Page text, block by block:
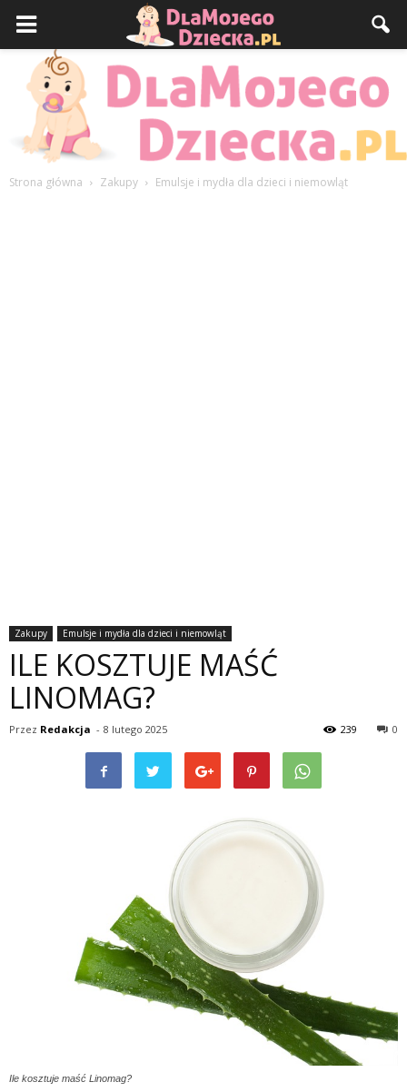
Strona główna Zakupy Emulsje i mydła dla dzieci i niemowląt
Zakupy Emulsje i mydła dla dzieci i niemowląt
ILE KOSZTUJE MAŚĆ
LINOMAG?
Przez Redakcja - 8 lutego 2025 0
239
Ile kosztuje maść Linomag?